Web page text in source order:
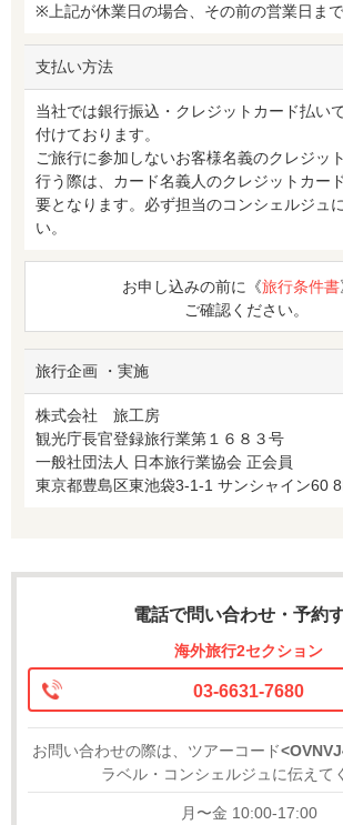
※上記が休業日の場合、その前の営業日まで
支払い方法
当社では銀行振込・クレジットカード払い
付けております。
ご旅行に参加しないお客様名義のクレジッ
行う際は、カード名義人のクレジットカー
要となります。必ず担当のコンシェルジュ
い。
お申し込みの前に《旅行条件書
ご確認ください。
旅行企画 ・実施
株式会社 旅工房
観光庁長官登録旅行業第１６８３号
一般社団法人 日本旅行業協会 正会員
東京都豊島区東池袋3-1-1 サンシャイン60
電話で問い合わせ・予約
海外旅行2セクション
03-6631-7680
お問い合わせの際は、ツアーコード
ラベル・コンシェルジュに伝えて
月〜金 10:00-17:00